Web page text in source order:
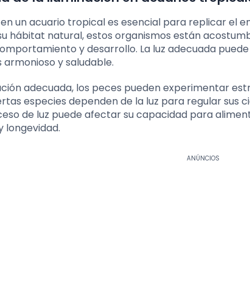
en un acuario tropical es esencial para replicar el
hábitat natural, estos organismos están
y desarrollo. La luz adecuada
y saludable.
adecuada, los peces pueden experimentar
especies dependen de la luz para regular sus
de luz puede afectar su capacidad para
longevidad.
ANÚNCIOS